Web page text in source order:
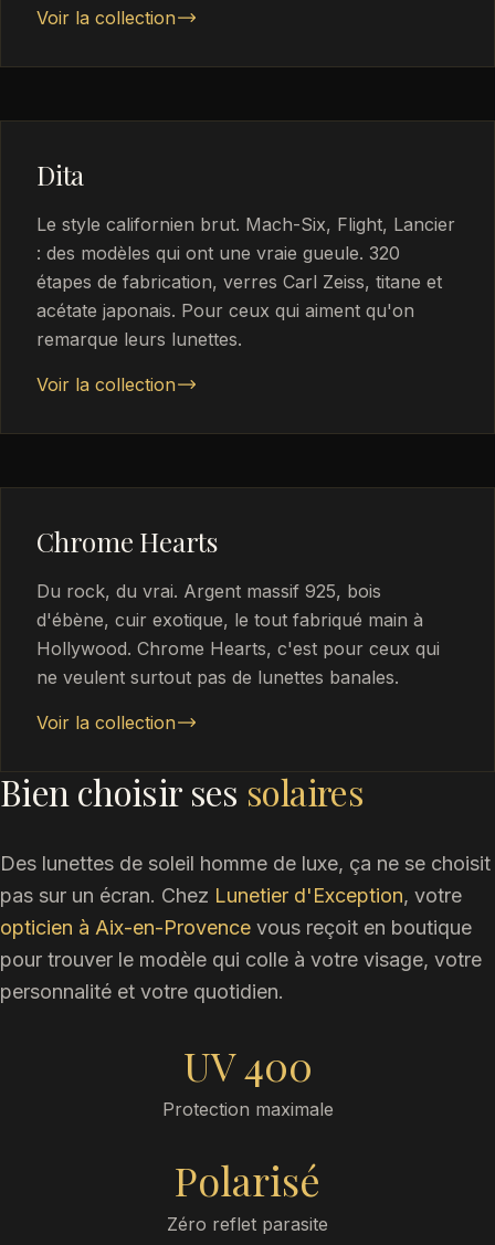
Voir la collection
Dita
Le style californien brut. Mach-Six, Flight, Lancier
: des modèles qui ont une vraie gueule. 320
étapes de fabrication, verres Carl Zeiss, titane et
acétate japonais. Pour ceux qui aiment qu'on
remarque leurs lunettes.
Voir la collection
Chrome Hearts
Du rock, du vrai. Argent massif 925, bois
d'ébène, cuir exotique, le tout fabriqué main à
Hollywood. Chrome Hearts, c'est pour ceux qui
ne veulent surtout pas de lunettes banales.
Voir la collection
Bien choisir ses solaires
Des lunettes de soleil homme de luxe, ça ne se choisit
pas sur un écran. Chez Lunetier d'Exception, votre
opticien à Aix-en-Provence vous reçoit en boutique
pour trouver le modèle qui colle à votre visage, votre
personnalité et votre quotidien.
UV 400
Protection maximale
Polarisé
Zéro reflet parasite